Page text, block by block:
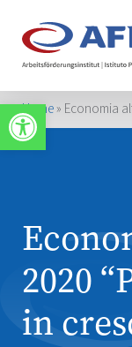
Apri la barra degli strumenti
Home» Economia
2020
in